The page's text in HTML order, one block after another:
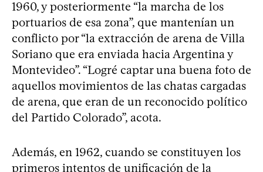
1960, y posteriormente “la marcha de los
portuarios de esa zona”, que mantenían un
conflicto por “la extracción de arena de Villa
Soriano que era enviada hacia Argentina y
Montevideo”. “Logré captar una buena foto de
aquellos movimientos de las chatas cargadas
de arena, que eran de un reconocido político
del Partido Colorado”, acota.
Además, en 1962, cuando se constituyen los
primeros intentos de unificación de la